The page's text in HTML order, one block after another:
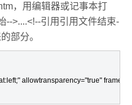
，用编辑器或记事本打
-->....<!--引用引用文件结束-
部分。
allowtransparency="true"